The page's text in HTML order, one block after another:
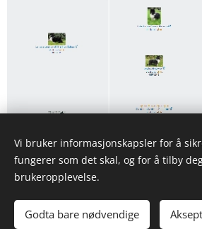
Gottabe shelties
Webnode
Vi bruker informasjonskapsler for å
fungerer som det skal, og for å tilby
brukeropplevelse.
Godta bare nødvendige